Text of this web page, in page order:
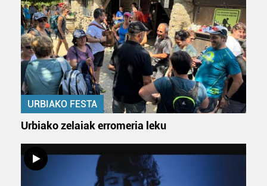
URBIAKO FESTA
Urbiako zelaiak erromeria leku